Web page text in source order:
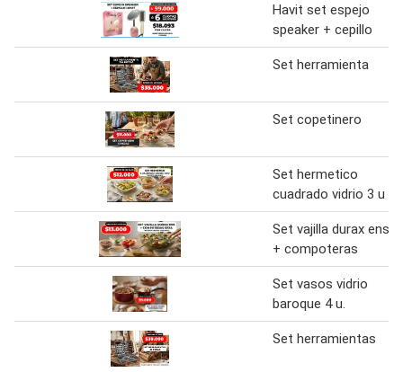
Havit set espejo
speaker + cepillo
Set herramienta
Set copetinero
Set hermetico
cuadrado vidrio 3 u
Set vajilla durax ens
+ compoteras
Set vasos vidrio
baroque 4 u.
Set herramientas